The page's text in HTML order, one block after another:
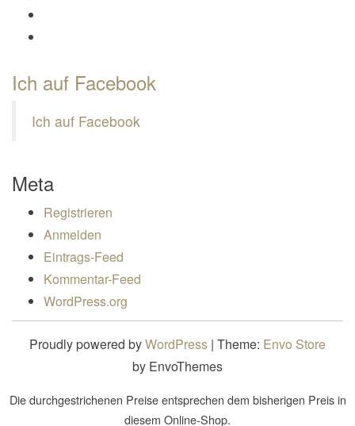
Ich auf Facebook
Ich auf Facebook
Meta
Registrieren
Anmelden
Eintrags-Feed
Kommentar-Feed
WordPress.org
Proudly powered byWordPress | Theme: Envo Store
by EnvoThemes
Die durchgestrichenen Preise entsprechen dem bisherigen Preis in
diesem Online-Shop.